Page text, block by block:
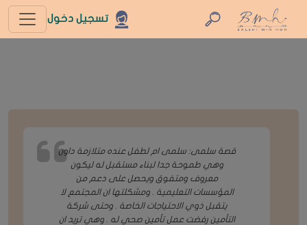
تسجيل دخول
قصة سلمى: سلمى ام لطفل عنده متلازمة داون
وهي طموحة جدا لبناء مستقبل له ليكون
معروف ومتفوق ويحصل على دعم من
المؤسسات التعليمية . ومشكلتها ان المجتمع لا
يتقبل ذوي الاحتياجات الخاصة . وحتى شركة
التأمين رفضت عمل تأمين صحي له . وهي تريد ان